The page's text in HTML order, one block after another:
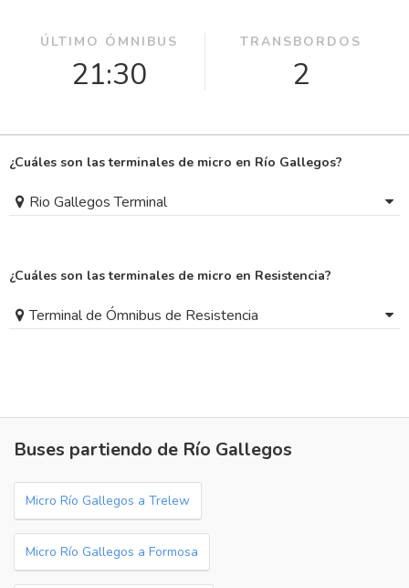
ÚLTIMO ÓMNIBUS
21:30
TRANSBORDOS
2
¿Cuáles son las terminales de micro en Río Gallegos?
Rio Gallegos Terminal
¿Cuáles son las terminales de micro en Resistencia?
Terminal de Ómnibus de Resistencia
Buses partiendo de Río Gallegos
Micro Río Gallegos a Trelew
Micro Río Gallegos a Formosa